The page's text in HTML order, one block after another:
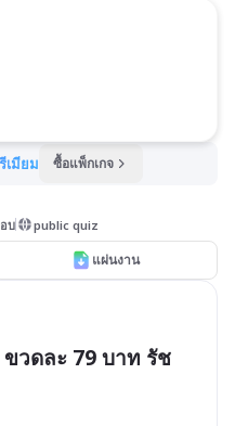
เมียม ซื้อแพ็กเกจ
บ public quiz
แผ่นงาน
วดละ 79 บาท รัช